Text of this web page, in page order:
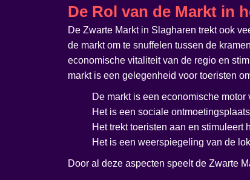
De Rol van de Markt in
De Zwarte Markt in Slagharen trekt ook
de markt om te snuffelen tussen de
economische vitaliteit van de regio en
markt is een gelegenheid voor toeristen
De markt is een economische motor
Het is een sociale
Het trekt toeristen aan en stimuleert
Het is een weerspiegeling van de
Door al deze aspecten speelt de Zwarte